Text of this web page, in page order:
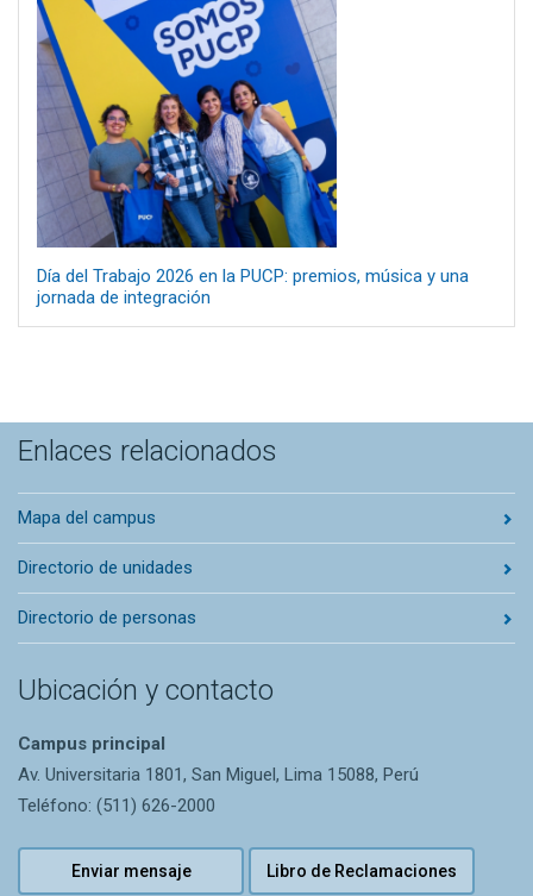
Día del Trabajo 2026 en la PUCP: premios, música y una
jornada de integración
Enlaces relacionados
Mapa del campus
Directorio de unidades
Directorio de personas
Ubicación y contacto
Campus principal
Av. Universitaria 1801, San Miguel, Lima 15088, Perú
Teléfono: (511) 626-2000
Enviar mensaje Libro de Reclamaciones